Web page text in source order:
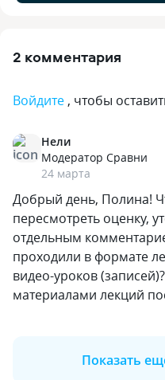
2 комментария
Войдите , чтобы
Нели
Модератор Сравни
24 марта
Добрый день, Полина!
пересмотреть оценку,
отдельным
проходили в формате
видео-уроков
материалами лекций
Показать